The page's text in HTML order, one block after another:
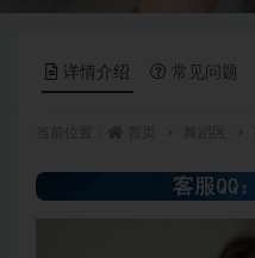
详情介绍 常见问题